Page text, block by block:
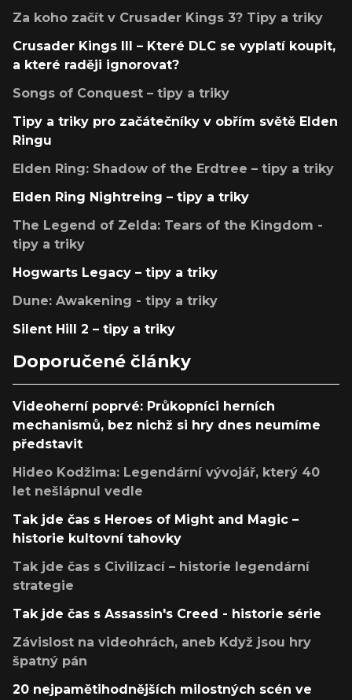
Za koho začít v Crusader Kings 3? Tipy a triky
Crusader Kings III – Které DLC se vyplatí koupit,
a které raději ignorovat?
Songs of Conquest – tipy a triky
Tipy a triky pro začátečníky v obřím světě Elden
Ringu
Elden Ring: Shadow of the Erdtree – tipy a triky
Elden Ring Nightreing – tipy a triky
The Legend of Zelda: Tears of the Kingdom -
tipy a triky
Hogwarts Legacy – tipy a triky
Dune: Awakening - tipy a triky
Silent Hill 2 – tipy a triky
Doporučené články
Videoherní poprvé: Průkopníci herních
mechanismů, bez nichž si hry dnes neumíme
představit
Hideo Kodžima: Legendární vývojář, který 40
let nešlápnul vedle
Tak jde čas s Heroes of Might and Magic –
historie kultovní tahovky
Tak jde čas s Civilizací – historie legendární
strategie
Tak jde čas s Assassin's Creed - historie série
Závislost na videohrách, aneb Když jsou hry
špatný pán
20 nejpamětihodnějších milostných scén ve